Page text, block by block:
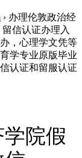
› 办理伦敦政治经
信认证办理入
，心理学文凭等
学专业原版毕业
认证和留服认证
院假